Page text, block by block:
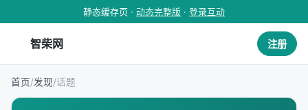
静态缓存页 · 动态完整版 · 登录互动
智柴网 注册
首页/发现/话题